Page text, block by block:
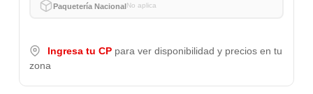
Paquetería NacionalNo aplica
Ingresa tu CP para ver disponibilidad y precios en tu
zona